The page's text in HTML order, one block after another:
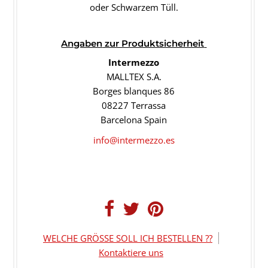
oder Schwarzem Tüll.
Angaben zur Produktsicherheit
Intermezzo
MALLTEX S.A.
Borges blanques 86
08227 Terrassa
Barcelona Spain
info@intermezzo.es
WELCHE GRÖSSE SOLL ICH BESTELLEN ??
Kontaktiere uns